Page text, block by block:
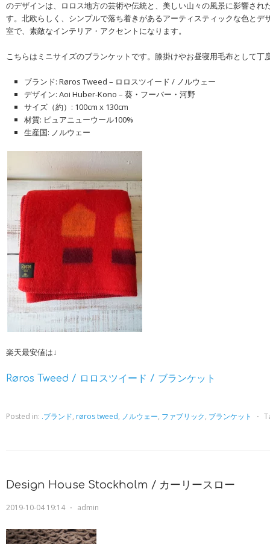
のデザインは、ロロス地方の芸術や伝統と、美しい山々の風景に影響され
す。北欧らしく、シンプルで落ち着きがあるアーティスティックな色とデ
室で、素敵なインテリア・アクセントになります。
こちらはミニサイズのブランケットです。膝掛けやお昼寝用毛布として丁
ブランド: Røros Tweed – ロロスツイード / ノルウェー
デザイン: Aoi Huber-Kono – 葵・フーバー・河野
サイズ（約）: 100cm x 130cm
材質: ピュアニューウール100%
生産国: ノルウェー
楽天最安値は↓
Røros Tweed / ロロスツイード / ブランケット
Posted in: .ブランド, røros tweed, ノルウェー, ファブリック, ブランケット ⋅
Design House Stockholm / カーリースロー
2019-10-04 19:14 ⋅ admin